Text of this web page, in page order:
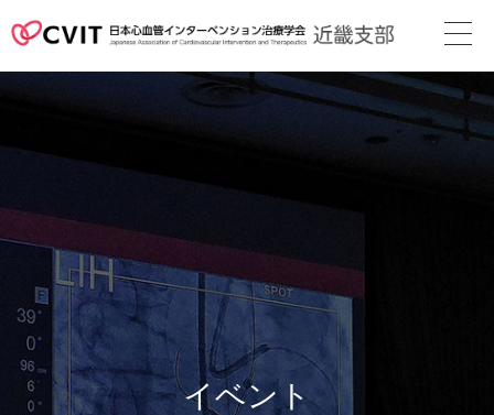
次回地方会
近畿支部会則
地方会の案内
メディカル
スタッフ
イベント